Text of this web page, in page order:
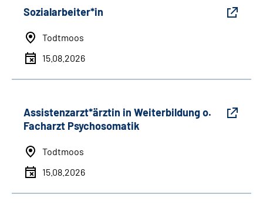
Sozialarbeiter*in
Todtmoos
15.08.2026
Assistenzarzt*ärztin in Weiterbildung o.
Facharzt Psychosomatik
Todtmoos
15.08.2026